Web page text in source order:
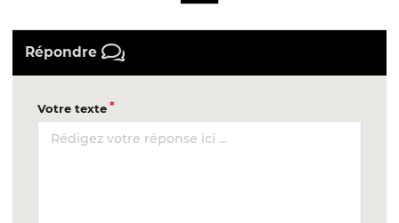
Répondre
Votre texte